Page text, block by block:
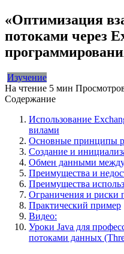
«Оптимизация
потоками через
Изучение
На чтение 5 мин
Содержание
Использование
вилами
Основные принципы
Создание и
Обмен данными
Преимущества и
Преимущества
Ограничения и риски
Практический пример
Видео:
Уроки Java для
потоками данных